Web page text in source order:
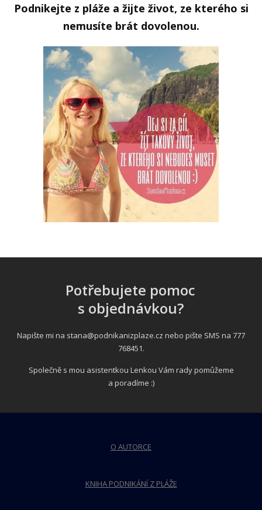
Podnikejte z pláže a žijte život, ze kterého si
nemusíte brát dovolenou.
Potřebujete pomoc
s objednávkou?
Napište mi na stana@podnikanizplaze.cz nebo pište SMS na 777
768451.
Společně s mou asistentkou Lenkou Vám rady pomůžeme
a poradíme :)
O AUTORCE
KNIHA PODNIKÁNÍ Z PLÁŽE